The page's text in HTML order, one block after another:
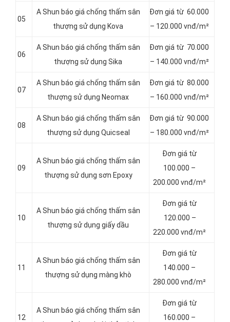
05
A Shun báo giá chống thấm sân
thượng sử dụng Kova
Đơn giá từ 60.000
– 120.000 vnđ/m²
06
A Shun báo giá chống thấm sân
thượng sử dụng Sika
Đơn giá từ 70.000
– 140.000 vnđ/m²
07
A Shun báo giá chống thấm sân
thượng sử dụng Neomax
Đơn giá từ 80.000
– 160.000 vnđ/m²
08
A Shun báo giá chống thấm sân
thượng sử dụng Quicseal
Đơn giá từ 90.000
– 180.000 vnđ/m²
09
A Shun báo giá chống thấm sân
thượng sử dụng sơn Epoxy
Đơn giá từ
100.000 –
200.000 vnđ/m²
10
A Shun báo giá chống thấm sân
thượng sử dụng giấy dầu
Đơn giá từ
120.000 –
220.000 vnđ/m²
11
A Shun báo giá chống thấm sân
thượng sử dụng màng khò
Đơn giá từ
140.000 –
280.000 vnđ/m²
12
A Shun báo giá chống thấm sân
Đơn giá từ
160.000 –